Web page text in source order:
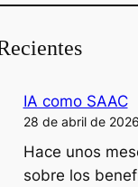
IA como SAAC
28 de abril de 2026
Hace unos
sobre los